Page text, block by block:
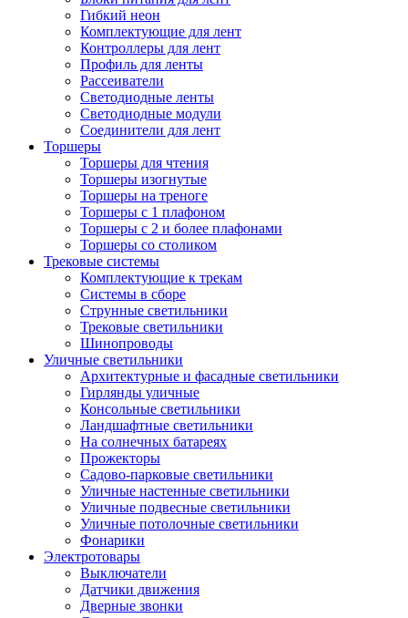
Гибкий неон
Комплектующие для лент
Контроллеры для лент
Профиль для ленты
Рассеиватели
Светодиодные ленты
Светодиодные модули
Соединители для лент
Торшеры
Торшеры для чтения
Торшеры изогнутые
Торшеры на треноге
Торшеры с 1 плафоном
Торшеры с 2 и более плафонами
Торшеры со столиком
Трековые системы
Комплектующие к трекам
Системы в сборе
Струнные светильники
Трековые светильники
Шинопроводы
Уличные светильники
Архитектурные и фасадные светильники
Гирлянды уличные
Консольные светильники
Ландшафтные светильники
На солнечных батареях
Прожекторы
Садово-парковые светильники
Уличные настенные светильники
Уличные подвесные светильники
Уличные потолочные светильники
Фонарики
Электротовары
Выключатели
Датчики движения
Дверные звонки